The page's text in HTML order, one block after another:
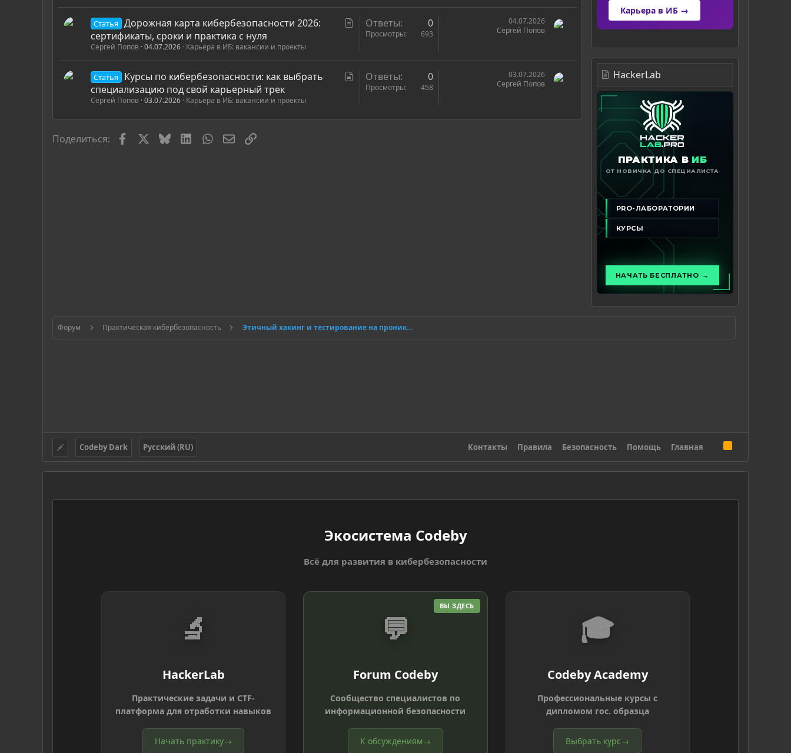
ь
т
Статья
Дорожная карта кибербезопасности 2026:
сертификаты, сроки и практика с нуля
Сергей Попов 04.07.2026 Карьера в ИБ: вакансии и проекты
Ответы 0
Просмотры 693
04.07.2026
Сергей Попов
Статья
Курсы по кибербезопасности: как выбрать
специализацию под свой карьерный трек
Сергей Попов 03.07.2026 Карьера в ИБ: вакансии и проекты
Ответы 0
Просмотры 458
03.07.2026
Сергей Попов
Поделиться: FacebookBlueskyLinkedInWhatsAppЭлектронная почта
Ссылка
Карьера в ИБ →
HackerLab
Форум Практическая кибербезопасность Этичный хакинг и тестирование на проникновение
Codeby Dark Русский (RU) Контакты Правила Безопасность Помощь Главная
S
Экосистема Codeby
Всё для развития в кибербезопасности
🔬
HackerLab
Практические задачи и CTF-
платформа для отработки навыков
Начать практику→
ВЫ ЗДЕСЬ
💬
Forum Codeby
Сообщество специалистов по
информационной безопасности
К обсуждениям→
🎓
Codeby Academy
Профессиональные курсы с
дипломом гос. образца
Выбрать курс→